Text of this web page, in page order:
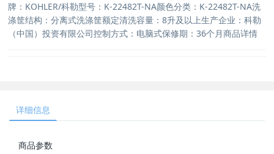
牌：KOHLER/科勒型号：K-22482T-NA颜色分类：K-22482T-NA洗
涤筐结构：分离式洗涤筐额定清洗容量：8升及以上生产企业：科勒
（中国）投资有限公司控制方式：电脑式保修期：36个月商品详情
详细信息
商品参数